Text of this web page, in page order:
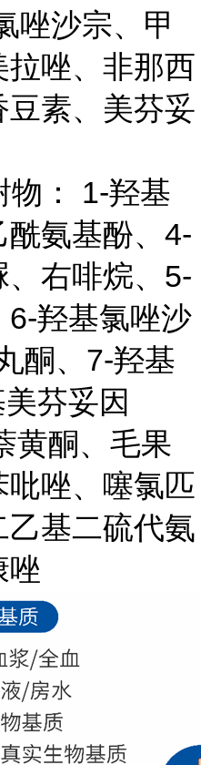
唑沙宗、甲
唑、非那西
素、美芬妥
： 1-羟基
氨基酚、4-
右啡烷、5-
羟基氯唑沙
酮、7-羟基
芬妥因
酮、毛果
唑、噻氯匹
基二硫代氨
唑